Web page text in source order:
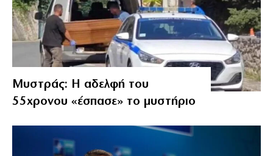
Μυστράς: Η αδελφή του
55χρονου «έσπασε» το μυστήριο